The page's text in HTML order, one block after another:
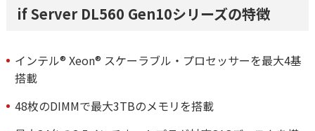
if Server DL560 Gen10シリーズの特徴
インテル® Xeon® スケーラブル・プロセッサーを最大4基
搭載
48枚のDIMMで最大3TBのメモリを搭載